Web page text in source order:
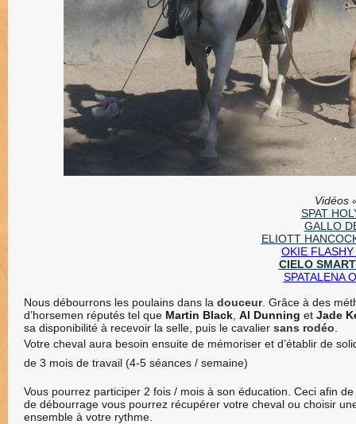
Vidéos
SPAT
GALLO
ELIOTT
OKIE
CIELO
SPATALENA
Nous débourrons les poulains dans la douceur. Grâce à des
d’horsemen réputés tel que Martin Black Al Dunning et Jade
sa disponibilité à recevoir la selle, puis le cavalier sans rodéo
Votre cheval aura besoin ensuite de mémoriser et d’établir de
de 3 mois de travail (4-5 séances / semaine)
Vous pourrez participer 2 fois / mois à son éducation. Ceci afin
de débourrage vous pourrez récupérer votre cheval ou choisir
ensemble à votre rythme.